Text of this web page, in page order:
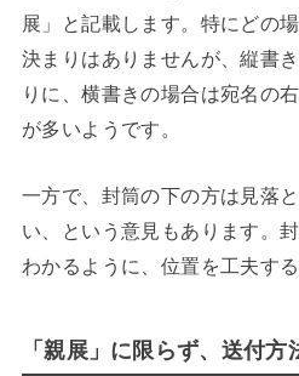
展」と記載します。特にどの
決まりはありませんが、縦書
りに、横書きの場合は宛名の
が多いようです。
一方で、封筒の下の方は見落
い、という意見もあります。
わかるように、位置を工夫する
「親展」に限らず、送付